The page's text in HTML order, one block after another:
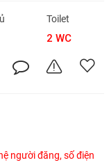
Toilet
2 WC
người đăng, số điện